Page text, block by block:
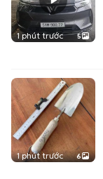
1 phút trước 5
1 phút trước 6